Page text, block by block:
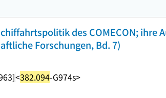
des COMECON; ihre
Forschungen, Bd. 7)
<382.094-G974s>